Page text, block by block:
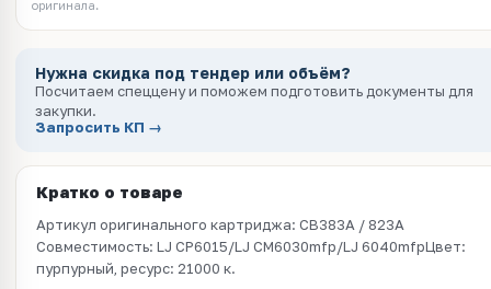
оригинала.
Нужна скидка под тендер или объём?
Посчитаем спеццену и поможем подготовить документы для
закупки.
Запросить КП →
Кратко о товаре
Артикул оригинального картриджа: CB383A / 823A
Совместимость: LJ CP6015/LJ CM6030mfp/LJ 6040mfpЦвет:
пурпурный, ресурс: 21000 к.